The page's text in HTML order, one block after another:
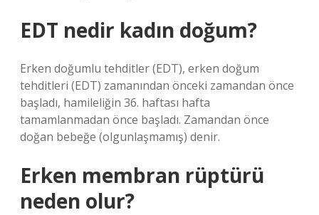
EDT nedir kadın doğum?
Erken doğumlu tehditler (EDT), erken doğum
tehditleri (EDT) zamanından önceki zamandan önce
başladı, hamileliğin 36. haftası hafta
tamamlanmadan önce başladı. Zamandan önce
doğan bebeğe (olgunlaşmamış) denir.
Erken membran rüptürü
neden olur?